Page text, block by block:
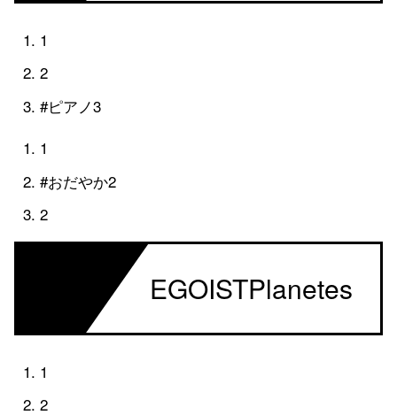
1
2
#ピアノ3
1
#おだやか2
2
EGOISTPlanetes
1
2